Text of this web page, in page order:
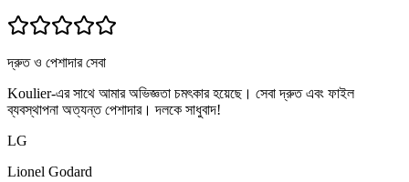
দ্রুত ও পেশাদার সেবা
Koulier-এর সাথে আমার অভিজ্ঞতা চমৎকার হয়েছে। সেবা দ্রুত এবং ফাইল
ব্যবস্থাপনা অত্যন্ত পেশাদার। দলকে সাধুবাদ!
LG
Lionel Godard